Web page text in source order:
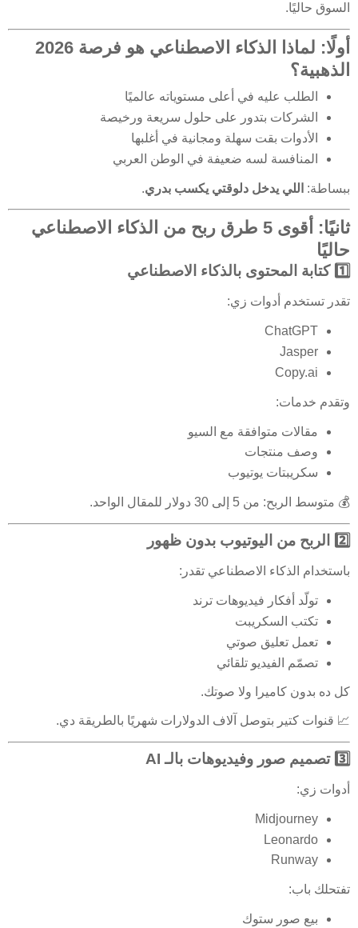
السوق حاليًا.
أولًا: لماذا الذكاء الاصطناعي هو فرصة 2026
الذهبية؟
الطلب عليه في أعلى مستوياته عالميًا
الشركات بتدور على حلول سريعة ورخيصة
الأدوات بقت سهلة ومجانية في أغلبها
المنافسة لسه ضعيفة في الوطن العربي
ببساطة: اللي يدخل دلوقتي يكسب بدري.
ثانيًا: أقوى 5 طرق ربح من الذكاء الاصطناعي
حاليًا
1️⃣ كتابة المحتوى بالذكاء الاصطناعي
تقدر تستخدم أدوات زي:
ChatGPT
Jasper
Copy.ai
وتقدم خدمات:
مقالات متوافقة مع السيو
وصف منتجات
سكريبتات يوتيوب
💰 متوسط الربح: من 5 إلى 30 دولار للمقال الواحد.
2️⃣ الربح من اليوتيوب بدون ظهور
باستخدام الذكاء الاصطناعي تقدر:
تولّد أفكار فيديوهات ترند
تكتب السكريبت
تعمل تعليق صوتي
تصمّم الفيديو تلقائي
كل ده بدون كاميرا ولا صوتك.
📈 قنوات كتير بتوصل آلاف الدولارات شهريًا بالطريقة دي.
3️⃣ تصميم صور وفيديوهات بالـ AI
أدوات زي:
Midjourney
Leonardo
Runway
تفتحلك باب:
بيع صور ستوك